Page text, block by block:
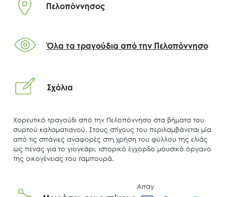
Πελοπόννησος
Όλα τα τραγούδια από την Πελοπόννησο
Σχόλια
Χορευτικό τραγούδι από την Πελοπόννησο στα βήματα του
συρτού καλαματιανού. Στους στίχους του περιλαμβάνεται μία
από τις σπάνιες αναφορές στη χρήση του φύλλου της ελιάς
ως πένας για το γιογκάρι, ιστορικό έγχορδο μουσικό όργανο
της οικογένειας του ταμπουρά.
Array